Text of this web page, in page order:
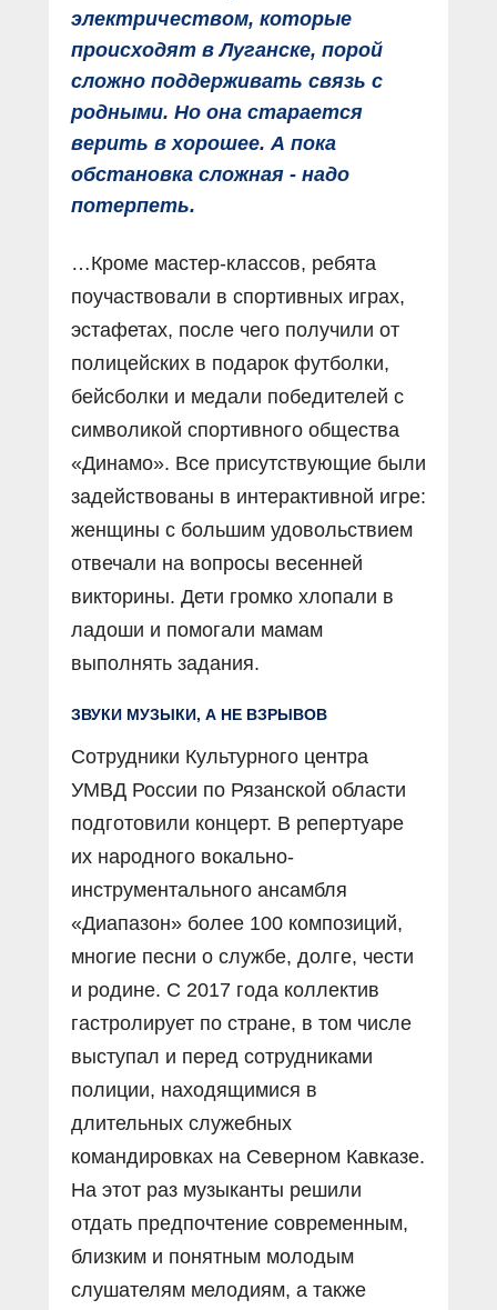
электричеством, которые
происходят в Луганске, порой
сложно поддерживать связь с
родными. Но она старается
верить в хорошее. А пока
обстановка сложная - надо
потерпеть.
…Кроме мастер-классов, ребята
поучаствовали в спортивных играх,
эстафетах, после чего получили от
полицейских в подарок футболки,
бейсболки и медали победителей с
символикой спортивного общества
«Динамо». Все присутствующие были
задействованы в интерактивной игре:
женщины с большим удовольствием
отвечали на вопросы весенней
викторины. Дети громко хлопали в
ладоши и помогали мамам
выполнять задания.
ЗВУКИ МУЗЫКИ, А НЕ ВЗРЫВОВ
Сотрудники Культурного центра
УМВД России по Рязанской области
подготовили концерт. В репертуаре
их народного вокально-
инструментального ансамбля
«Диапазон» более 100 композиций,
многие песни о службе, долге, чести
и родине. С 2017 года коллектив
гастролирует по стране, в том числе
выступал и перед сотрудниками
полиции, находящимися в
длительных служебных
командировках на Северном Кавказе.
На этот раз музыканты решили
отдать предпочтение современным,
близким и понятным молодым
слушателям мелодиям, а также